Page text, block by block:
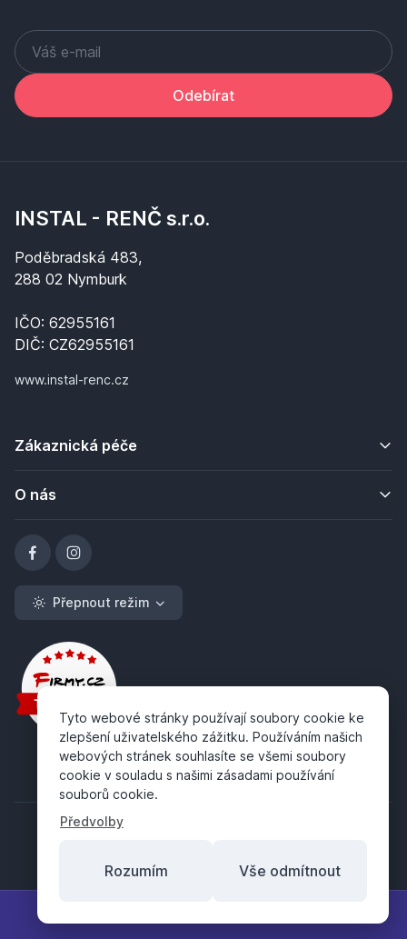
Odebírat
INSTAL - RENČ s.r.o.
Poděbradská 483,
288 02 Nymburk
IČO: 62955161
DIČ: CZ62955161
www.instal-renc.cz
Zákaznická péče
O nás
Přepnout režim
Tyto webové stránky používají soubory cookie ke
zlepšení uživatelského zážitku. Používáním našich
webových stránek souhlasíte se všemi soubory
cookie v souladu s našimi zásadami používání
souborů cookie.
Předvolby
Rozumím Vše odmítnout